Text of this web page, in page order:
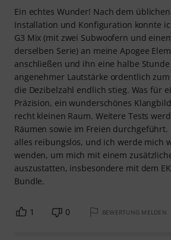
Ein echtes Wunder! Nach dem
Installation und Konfiguration konnte
G3 Mix (mit zwei Subwoofern und
derselben Serie) an meine Apogee
anschließen und ihn eine halbe
angenehmer Lautstärke ordentlich
die Dezibelzahl endlich stieg. Was für
Präzision, ein wunderschönes
recht kleinen Raum. Weitere Tests
Räumen sowie im Freien
alles reibungslos, und ich werde mich
wenden, um mich mit einem
auszustatten, insbesondere mit dem
Bundle.
1 0 BEWERTUNG MELDEN